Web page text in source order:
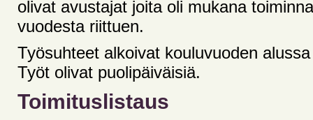
olivat avustajat joita oli mukana
vuodesta riittuen.
Työsuhteet alkoivat kouluvuoden
Työt olivat puolipäiväisiä.
Toimituslistaus